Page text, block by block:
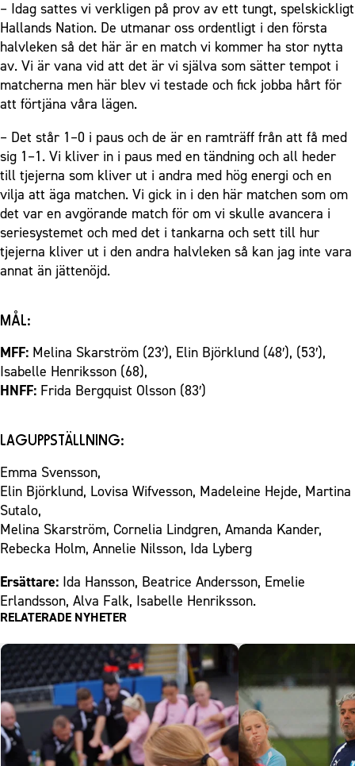
– Idag sattes vi verkligen på prov av ett tungt, spelskickligt
Hallands Nation. De utmanar oss ordentligt i den första
halvleken så det här är en match vi kommer ha stor nytta
av. Vi är vana vid att det är vi själva som sätter tempot i
matcherna men här blev vi testade och fick jobba hårt för
att förtjäna våra lägen.
– Det står 1–0 i paus och de är en ramträff från att få med
sig 1–1. Vi kliver in i paus med en tändning och all heder
till tjejerna som kliver ut i andra med hög energi och en
vilja att äga matchen. Vi gick in i den här matchen som om
det var en avgörande match för om vi skulle avancera i
seriesystemet och med det i tankarna och sett till hur
tjejerna kliver ut i den andra halvleken så kan jag inte vara
annat än jättenöjd.
MÅL:
MFF: Melina Skarström (23′), Elin Björklund (48′), (53′),
Isabelle Henriksson (68),
HNFF: Frida Bergquist Olsson (83′)
LAGUPPSTÄLLNING:
Emma Svensson,
Elin Björklund, Lovisa Wifvesson, Madeleine Hejde, Martina
Sutalo,
Melina Skarström, Cornelia Lindgren, Amanda Kander,
Rebecka Holm, Annelie Nilsson, Ida Lyberg
Ersättare: Ida Hansson, Beatrice Andersson, Emelie
Erlandsson, Alva Falk, Isabelle Henriksson.
RELATERADE NYHETER